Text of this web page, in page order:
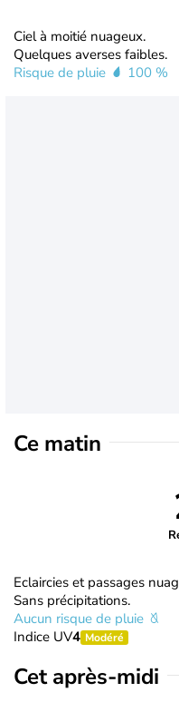
Ciel à moitié nuageux.
Quelques averses faibles.
Risque de pluie
100 %
Ce matin
Eclaircies et passages
Sans précipitations.
Aucun risque de pluie
Indice UV4 Modéré
Cet après-midi